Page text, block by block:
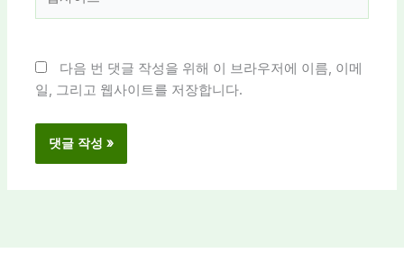
다음 번 댓글 작성을 위해 이 브라우저에 이름, 이메
일, 그리고 웹사이트를 저장합니다.